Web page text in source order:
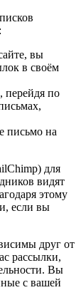
вы
в своём
перейдя по
письмо на
для
видят
этому
если вы
друг от
рассылки,
Вы
с вашей